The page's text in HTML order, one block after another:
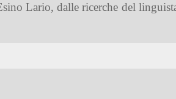
Lario, dalle ricerche del